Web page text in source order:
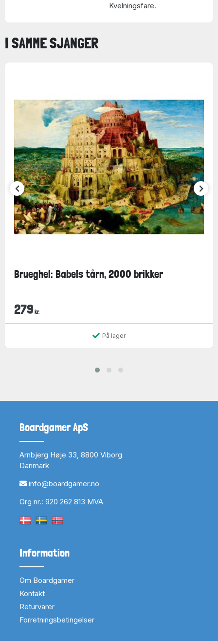
Kvelningsfare.
I SAMME SJANGER
Brueghel: Babels tårn, 2000 brikker
279 kr.
På lager
Boardgamer ApS
Arnbjerg Høje 33, 8800 Viborg
Danmark
info@boardgamer.no
Org nr.: 920 262 813 MVA
Information
Om Boardgamer
Kontakt
Returvarer
Forretningsbetingelser